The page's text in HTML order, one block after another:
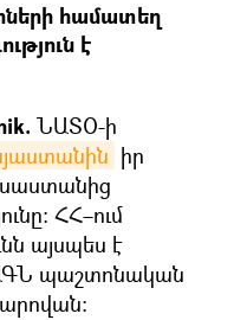
համատեղ
է
ՆԱՏՕ-ի
իր
ՀՀ–ում
այսպես է
պաշտոնական